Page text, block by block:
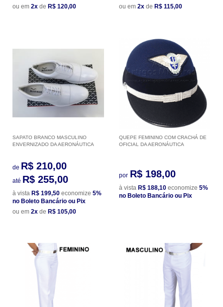
ou em 2x de R$ 120,00
ou em 2x de R$ 115,00
SAPATO BRANCO MASCULINO
ENVERNIZADO DA AERONÁUTICA
de R$ 210,00
até R$ 255,00
à vista R$ 199,50 economize 5%
no Boleto Bancário ou Pix
ou em 2x de R$ 105,00
QUEPE FEMININO COM CRACHÁ DE
OFICIAL DA AERONÁUTICA
por R$ 198,00
à vista R$ 188,10 economize 5%
no Boleto Bancário ou Pix